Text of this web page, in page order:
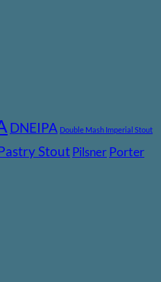
DNEIPA Double Mash Imperial Stout
StoutPilsnerPorter